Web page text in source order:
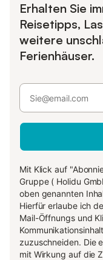
Erhalten Sie
Reisetipps,
weitere
Ferienhäuser.
Mit Klick auf
Gruppe ( Holidu
oben genannten
Hierfür erlaube ich
Mail-Öffnungs und
zuzuschneiden. Die
mit Wirkung auf die